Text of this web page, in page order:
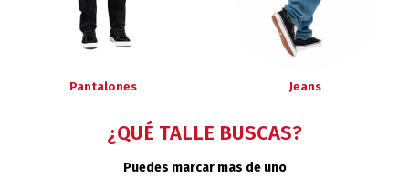
Pantalones Jeans
¿QUÉ TALLE BUSCAS?
Puedes marcar mas de uno